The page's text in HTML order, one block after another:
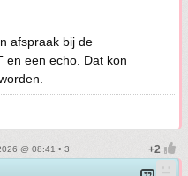
afspraak bij de
en een echo. Dat kon
@ 08:41 • 3